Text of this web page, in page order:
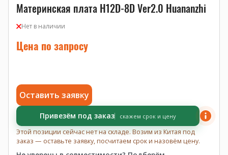
Материнская плата H12D-8D Ver2.0 Huananzhi
Нет в наличии
Цена по запросу
Оставить заявку
Привезём под заказ скажем срок и цену
Этой позиции сейчас нет на складе. Возим из Китая под
заказ — оставьте заявку, посчитаем срок и назовём цену.